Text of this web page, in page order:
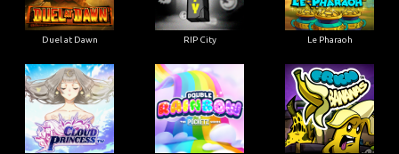
Duel at Dawn RIP City Le Pharaoh